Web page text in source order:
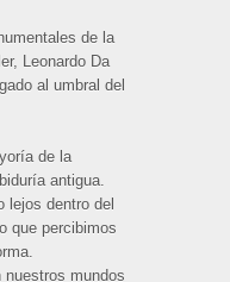
de la
Leonardo Da
al umbral del
de la
antigua.
lejos dentro del
que percibimos
nuestros mundos